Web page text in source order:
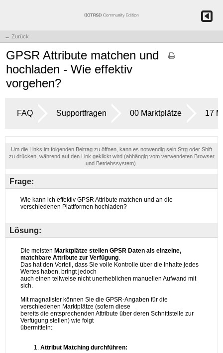
← Zurück
GPSR Attribute matchen und
hochladen - Wie effektiv
vorgehen?
FAQ Supportfragen 00 Marktplätze 17
Um die Links im folgenden Beitrag zu öffnen, kann es notwendig sein Strg oder Shift
zu drücken, während auf den Link geklickt wird (abhängig vom verwendeten Browser
und Betriebssystem).
Frage:
Lösung: